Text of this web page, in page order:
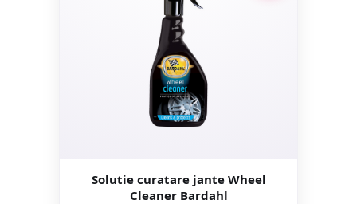
Solutie curatare jante Wheel
Cleaner Bardahl